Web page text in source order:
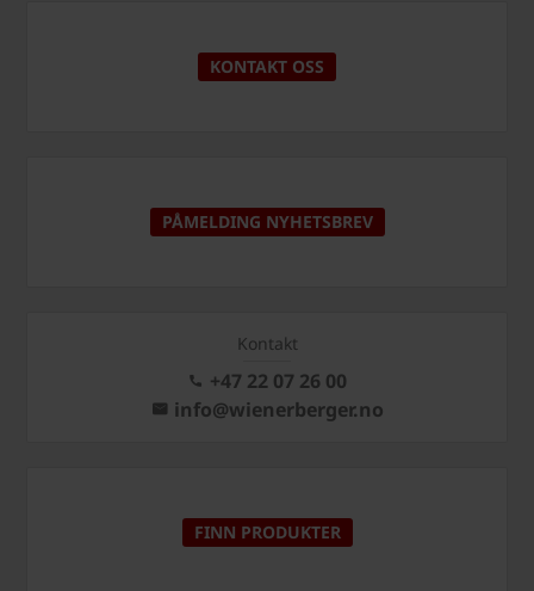
KONTAKT OSS
PÅMELDING NYHETSBREV
Kontakt
+47 22 07 26 00
info@wienerberger.no
FINN PRODUKTER